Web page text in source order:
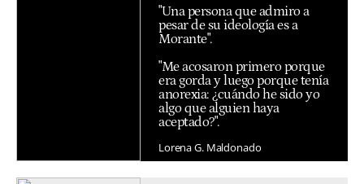
"Una persona que admiro a
pesar de su ideología es a
Morante".
"Me acosaron primero porque
era gorda y luego porque tenía
anorexia: ¿cuándo he sido yo
algo que alguien haya
aceptado?".
Lorena G. Maldonado